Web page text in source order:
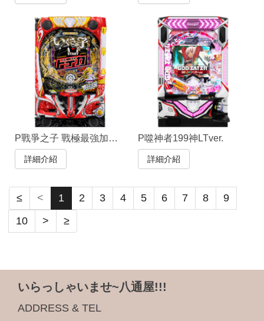
P戰爭之子 戰極最強加大中洞199ver.
詳細介紹
P噬神者199神LTver.
詳細介紹
≤ < 1 2 3 4 5 6 7 8
9
10
> ≥
いらっしゃいませ~八通屋!!!
ADDRESS & TEL